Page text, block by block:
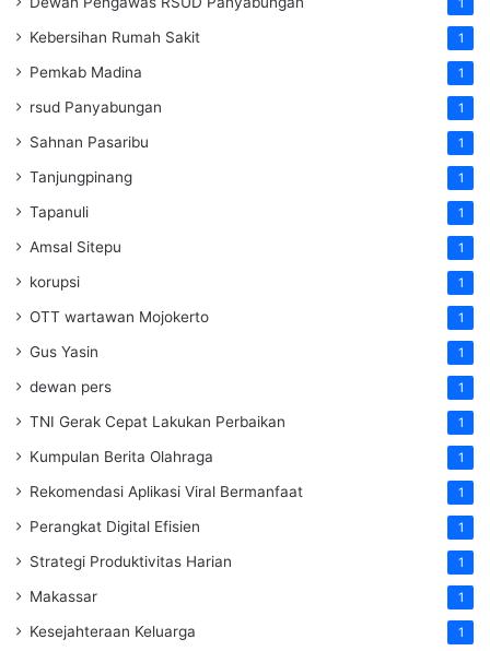
1
Kebersihan Rumah Sakit 1
Pemkab Madina 1
rsud Panyabungan 1
Sahnan Pasaribu 1
Tanjungpinang 1
Tapanuli 1
Amsal Sitepu 1
korupsi 1
OTT wartawan Mojokerto 1
Gus Yasin 1
dewan pers 1
TNI Gerak Cepat Lakukan Perbaikan 1
Kumpulan Berita Olahraga 1
Rekomendasi Aplikasi Viral Bermanfaat 1
Perangkat Digital Efisien 1
Strategi Produktivitas Harian 1
Makassar 1
Kesejahteraan Keluarga 1